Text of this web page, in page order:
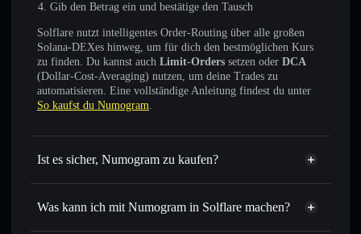
Gib den Betrag ein und bestätige den Tausch
Solflare nutzt intelligentes Order-Routing über alle großen
Solana-DEXes hinweg, um für dich den bestmöglichen Kurs
zu finden. Du kannst auch Limit-Orders setzen oder DCA
(Dollar-Cost-Averaging) nutzen, um deine Trades zu
automatisieren. Eine vollständige Anleitung findest du unter
So kaufst du Numogram.
Ist es sicher, Numogram zu kaufen?
Numogram verifizierter Token
Was kann ich mit Numogram in Solflare machen?
Numogram
Solflare-Wallet